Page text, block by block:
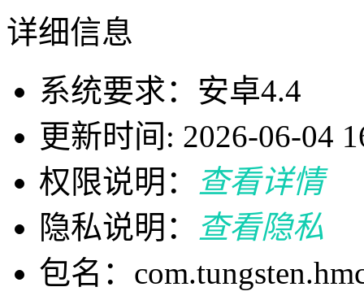
详细信息
系统要求：安卓4.4
更新时间: 2026-06-04
权限说明：
查看详情
隐私说明：
查看隐私
包名：